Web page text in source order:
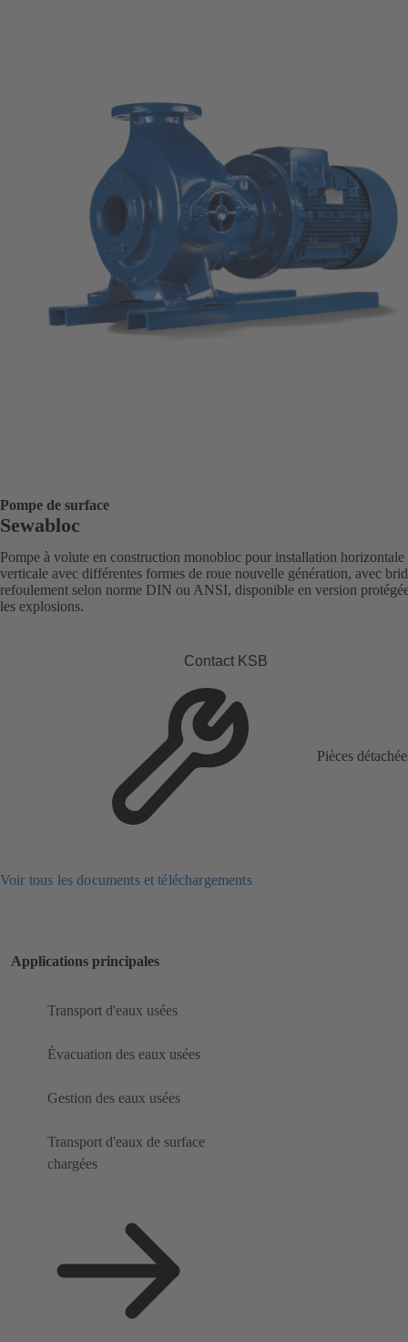
Pompe de surface
Sewabloc
Pompe à volute en construction monobloc pour installation horizontale
verticale avec différentes formes de roue nouvelle génération, avec
refoulement selon norme DIN ou ANSI, disponible en version
les explosions.
Contact KSB
Pièces
Voir tous les documents et téléchargements
Applications principales
Transport d'eaux usées
Évacuation des eaux usées
Gestion des eaux usées
Transport d'eaux de surface
chargées